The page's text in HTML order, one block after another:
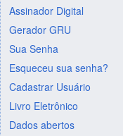
Assinador Digital
Gerador GRU
Sua Senha
Esqueceu sua senha?
Cadastrar Usuário
Livro Eletrônico
Dados abertos